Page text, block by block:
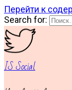
Перейти к
Search for:
IS Social